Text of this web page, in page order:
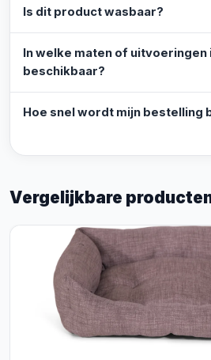
Is dit product wasbaar?
In welke maten of
beschikbaar?
Hoe snel wordt mijn bestelling
Vergelijkbare